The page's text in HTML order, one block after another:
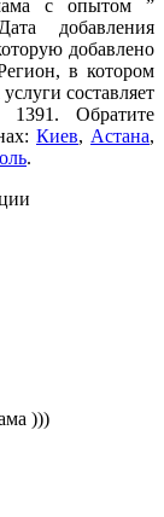
с опытом ”
добавления
добавлено
в котором
составляет
1391. Обратите
Киев, Астана,
.
)))